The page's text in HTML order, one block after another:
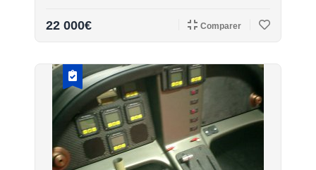
22 000€ Comparer